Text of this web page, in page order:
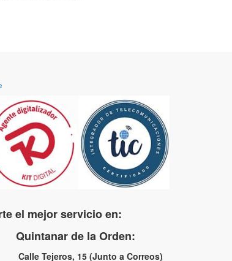
el mejor servicio en:
de la Orden:
Tejeros, 15 (Junto a Correos)